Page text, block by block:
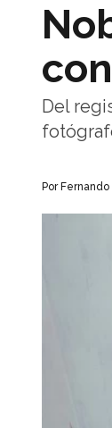
Del
Por